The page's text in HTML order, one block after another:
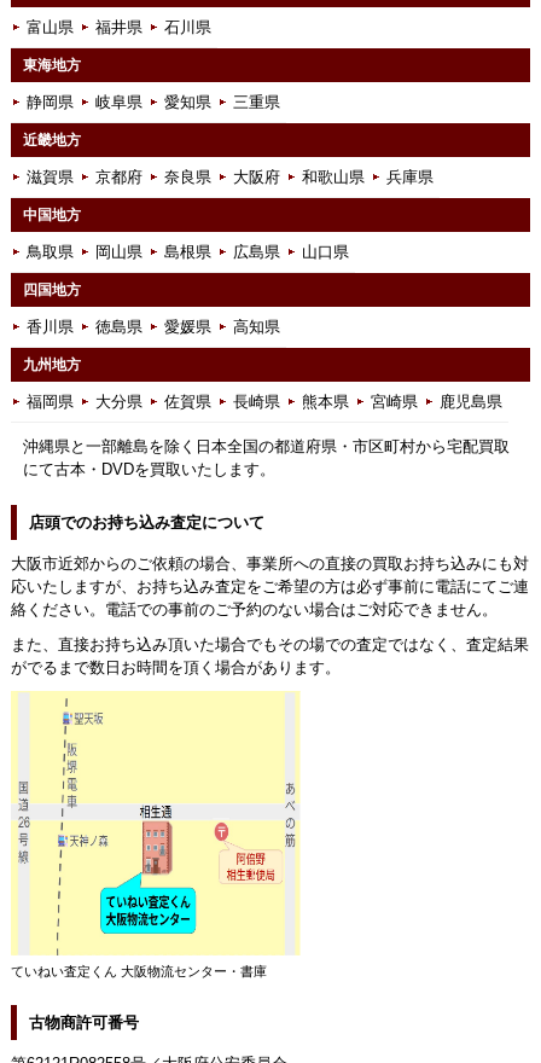
富山県 福井県 石川県
東海地方
静岡県 岐阜県 愛知県 三重県
近畿地方
滋賀県 京都府 奈良県 大阪府 和歌山県 兵庫県
中国地方
鳥取県 岡山県 島根県 広島県 山口県
四国地方
香川県 徳島県 愛媛県 高知県
九州地方
福岡県 大分県 佐賀県 長崎県 熊本県 宮崎県 鹿児島県
沖縄県と一部離島を除く日本全国の都道府県・市区町村から宅配買取
にて古本・DVDを買取いたします。
店頭でのお持ち込み査定について
大阪市近郊からのご依頼の場合、事業所への直接の買取お持ち込みにも対
応いたしますが、お持ち込み査定をご希望の方は必ず事前に電話にてご連
絡ください。電話での事前のご予約のない場合はご対応できません。
また、直接お持ち込み頂いた場合でもその場での査定ではなく、査定結果
がでるまで数日お時間を頂く場合があります。
ていねい査定くん 大阪物流センター・書庫
古物商許可番号